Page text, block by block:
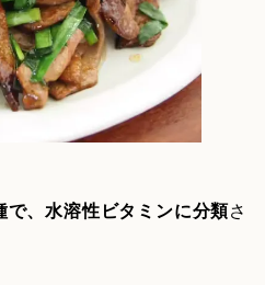
、水溶性ビタミンに分類さ